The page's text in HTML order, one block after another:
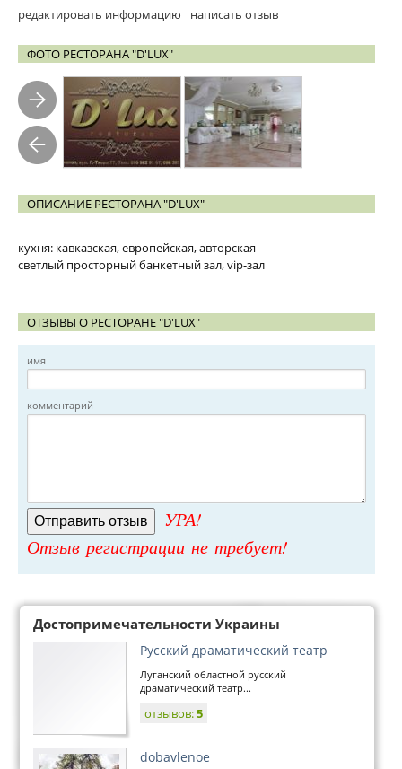
редактировать информацию написать отзыв
ФОТО РЕСТОРАНА "D'LUX"
ОПИСАНИЕ РЕСТОРАНА "D'LUX"
кухня: кавказская, европейская, авторская
светлый просторный банкетный зал, vip-зал
ОТЗЫВЫ О РЕСТОРАНЕ "D'LUX"
имя
комментарий
УРА!
Отзыв регистрации не требует!
Достопримечательности Украины
Русский драматический театр
Луганский областной русский
драматический театр...
отзывов:5
dobavlenoe